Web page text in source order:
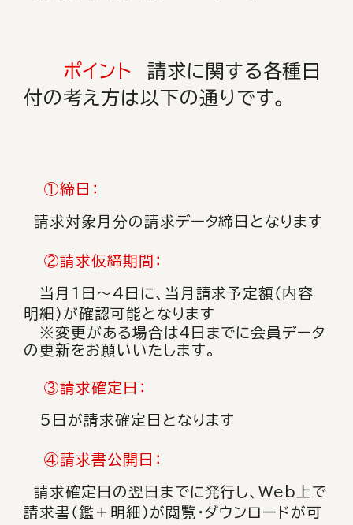
ポイント
請求に関する各種日
付の考え方は以下の通りです。
①締日：
請求対象月分の請求データ締日となります
②請求仮締期間：
当月1日～4日に、当月請求予定額（内容
明細）が確認可能となります
※変更がある場合は4日までに会員データ
の更新をお願いいたします。
③請求確定日：
5日が請求確定日となります
④請求書公開日：
請求確定日の翌日までに発行し、Web上で
請求書（鑑＋明細）が閲覧・ダウンロードが可